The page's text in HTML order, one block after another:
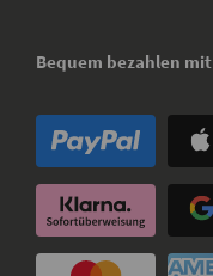
Bequem bezahlen mit